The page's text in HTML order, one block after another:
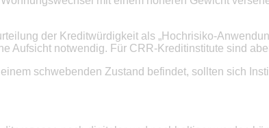
der Kreditwürdigkeit als „Hochrisiko-
Aufsicht notwendig. Für CRR-Kreditinstitute sind
schwebenden Zustand befindet, sollten sich